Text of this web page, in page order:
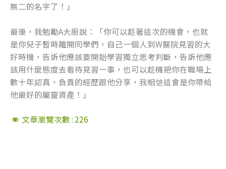
無二的名字了！」
最後，我勉勵A大廚說：「你可以趁著這次的機會，也就
是你兒子暫時離開同學們，自己一個人到W醫院見習的大
好時機，告訴他應該要開始學習獨立思考判斷，告訴他應
該用什麼態度去看待見習一事，也可以趁機把你在職場上
數十年認真、負責的經歷跟他分享，我相信這會是你帶給
他最好的屬靈資產！」
文章瀏覽次數 : 226